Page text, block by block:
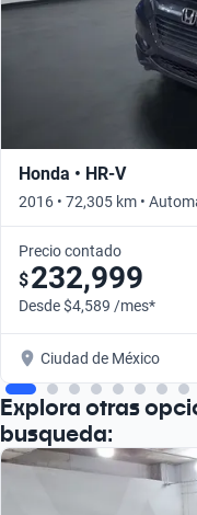
Honda • HR-V
2016 • 72,305 km •
Precio contado
$232,999
Desde $4,589 /mes*
Ciudad de México
Explora otras
busqueda: